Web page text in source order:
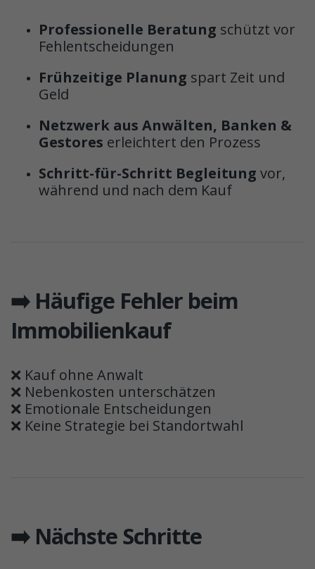
Professionelle Beratung schützt vor
Fehlentscheidungen
Frühzeitige Planung spart Zeit und
Geld
Netzwerk aus Anwälten, Banken &
Gestores erleichtert den Prozess
Schritt-für-Schritt Begleitung vor,
während und nach dem Kauf
➡️ Häufige Fehler beim
Immobilienkauf
❌ Kauf ohne Anwalt
❌ Nebenkosten unterschätzen
❌ Emotionale Entscheidungen
❌ Keine Strategie bei Standortwahl
➡️ Nächste Schritte